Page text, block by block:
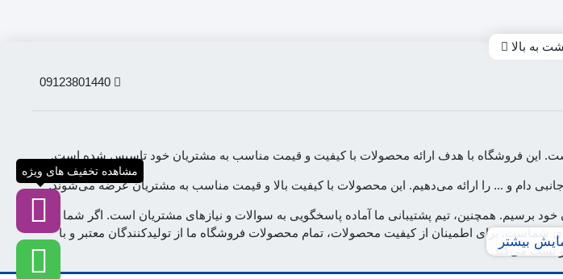
به بالا
09123801440
است. این فروشگاه با هدف ارائه محصولات با کیفیت و قیمت مناسب به مشتریان خود تاسیس شده است.
جانبی دام و ... را ارائه می‌دهیم. این محصولات با کیفیت بالا و قیمت مناسب به مشتریان عرضه می‌شوند.
برسیم. همچنین، تیم پشتیبانی ما آماده پاسخگویی به سوالات و نیازهای مشتریان است. اگر شما به
شماست. برای اطمینان از کیفیت محصولات، تمام محصولات فروشگاه ما از تولیدکنندگان معتبر و با
تست می‌کند.
بیشتر
مشاهده تخفیف های ویژه